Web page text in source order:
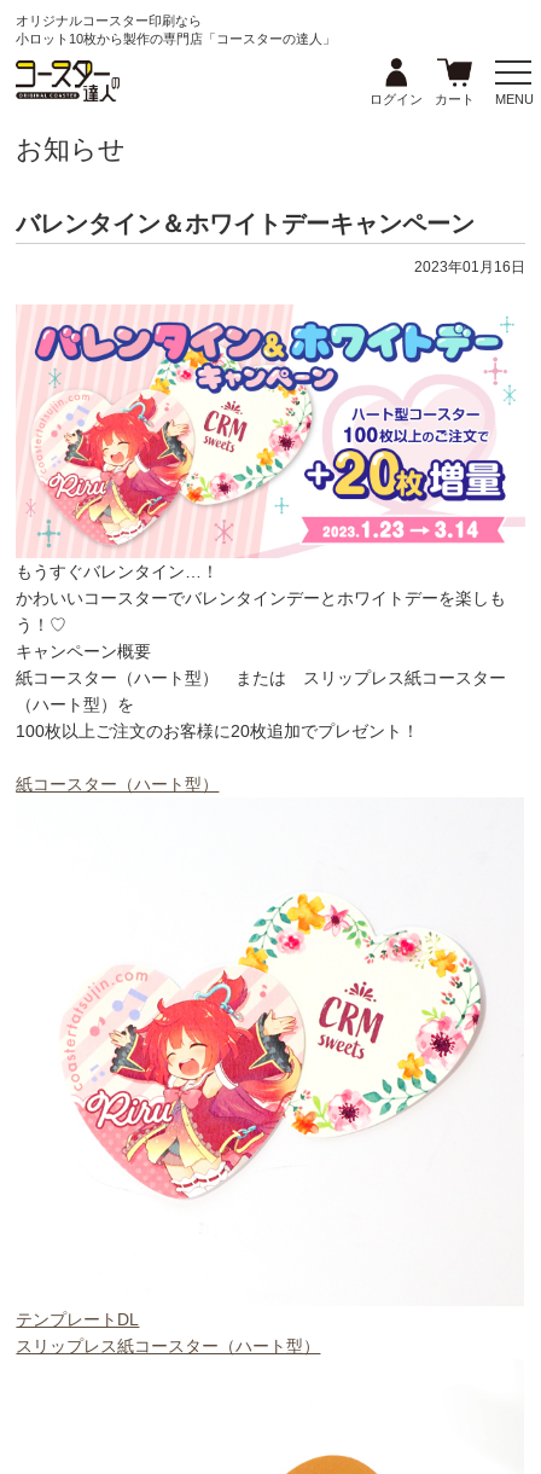
オリジナルコースター印刷なら
小ロット10枚から製作の専門店「コースターの達人」
ログイン カート MENU
お知らせ
バレンタイン＆ホワイトデーキャンペーン
2023年01月16日
もうすぐバレンタイン…！
かわいいコースターでバレンタインデーとホワイトデーを楽しも
う！♡
キャンペーン概要
紙コースター（ハート型） または スリップレス紙コースター
（ハート型）を
100枚以上ご注文のお客様に20枚追加でプレゼント！
紙コースター（ハート型）
テンプレートDL
スリップレス紙コースター（ハート型）